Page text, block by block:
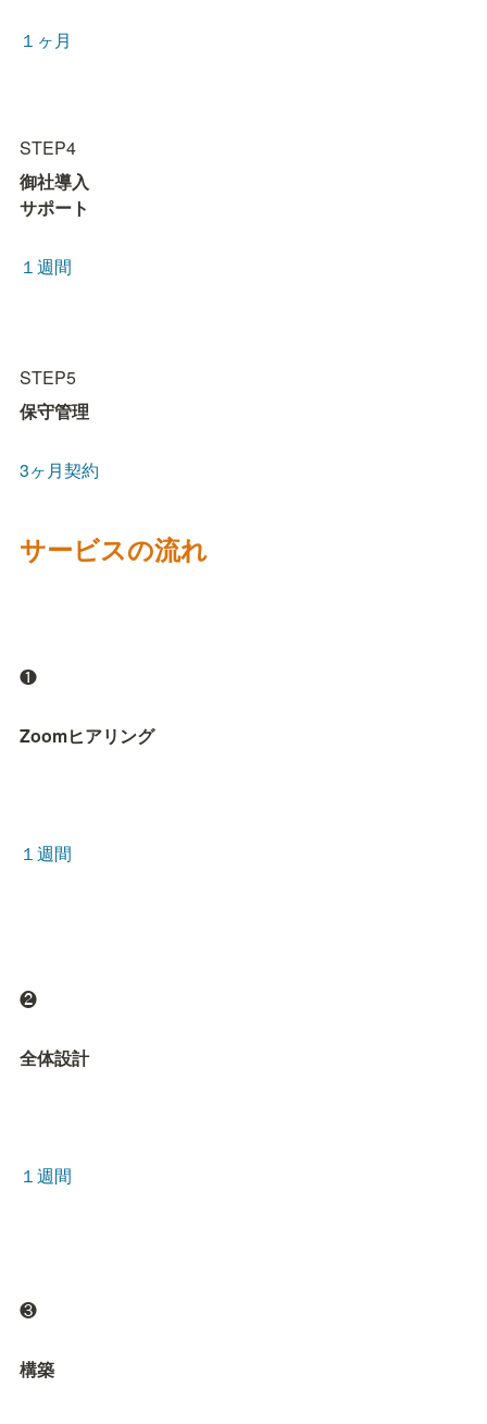
１ヶ月
STEP4
御社導入
サポート
１週間
STEP5
保守管理
3ヶ月契約
サービスの流れ
❶
Zoomヒアリング
１週間
❷
全体設計
１週間
❸
構築